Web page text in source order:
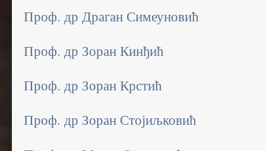
Проф. др Драган Симеуновић
Проф. др Зоран Кинђић
Проф. др Зоран Крстић
Проф. др Зоран Стојиљковић